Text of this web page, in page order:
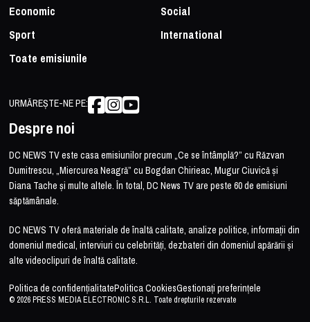
Economic
Social
Sport
International
Toate emisiunile
URMĂREȘTE-NE PE:
Despre noi
DC NEWS TV este casa emisiunilor precum „Ce se întâmplă?” cu Răzvan
Dumitrescu, „Miercurea Neagră” cu Bogdan Chirieac, Mugur Ciuvică și
Diana Tache și multe altele. În total, DC News TV are peste 60 de emisiuni
săptămânale.
DC NEWS TV oferă materiale de înaltă calitate, analize politice, informații din
domeniul medical, interviuri cu celebrități, dezbateri din domeniul apărării și
alte videoclipuri de înaltă calitate.
Politica de confidențialitatePolitica CookiesGestionați preferințele
© 2026 PRESS MEDIA ELECTRONIC S.R.L. Toate drepturile rezervate